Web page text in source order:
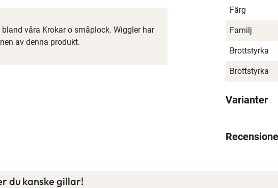
våra Krokar o småplock. Wiggler har
av denna produkt.
Färg
Familj
Brottstyrka
Brottstyrka
Varianter
du kanske gillar!